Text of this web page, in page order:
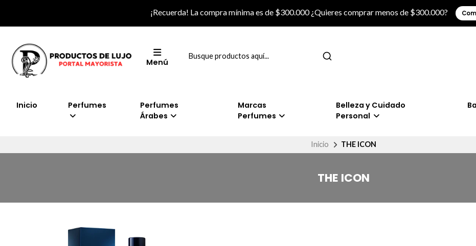
¡Recuerda! La compra mínima es de $300.000 ¿Quieres comprar menos de $300.000?
Menú
Inicio Perfumes
Perfumes
Árabes
Marcas
Perfumes
Belleza y Cuidado
Personal
Inicio THE ICON
THE ICON